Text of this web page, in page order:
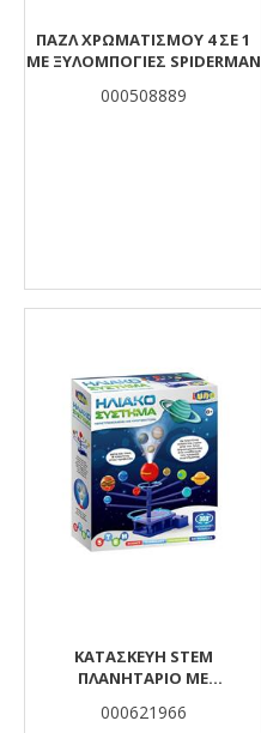
ΠΑΖΛ ΧΡΩΜΑΤΙΣΜΟΥ 4 ΣΕ 1
ΜΕ ΞΥΛΟΜΠΟΓΙΕΣ SPIDERMAN
000508889
ΚΑΤΑΣΚΕΥΉ STEM
ΠΛΑΝΗΤΆΡΙΟ ΜΕ
21X7,5X24,5ΕΚ.
000621966